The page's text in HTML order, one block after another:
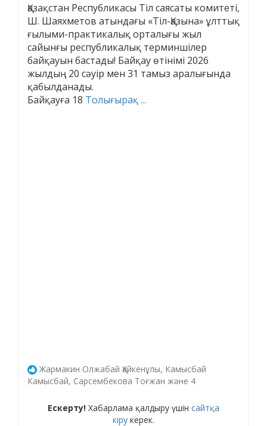
Қазақстан Республикасы Тіл саясаты комитеті,
Ш. Шаяхметов атындағы «Тіл-Қазына» ұлттық
ғылыми-практикалық орталығы жыл
сайынғы республикалық терминшілер
байқауын бастады! Байқау өтінімі 2026
жылдың 20 сәуір мен 31 тамыз аралығында
қабылданады.
Байқауға 18 Толығырақ ...
Жармакин Олжабай Қайкенұлы, Камысбай
Камысбай, Сарсембекова Тоғжан және 4
Ескерту! Хабарлама қалдыру үшін сайтқа
кіру керек.